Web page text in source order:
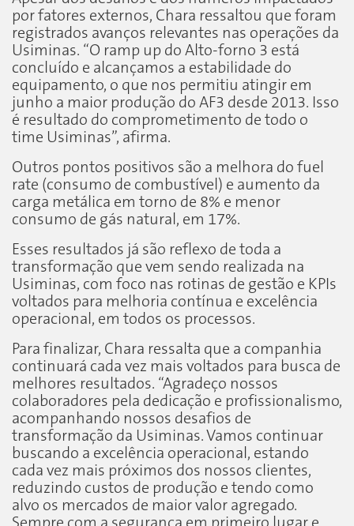
por fatores externos, Chara ressaltou que foram
registrados avanços relevantes nas operações da
Usiminas. “O ramp up do Alto-forno 3 está
concluído e alcançamos a estabilidade do
equipamento, o que nos permitiu atingir em
junho a maior produção do AF3 desde 2013. Isso
é resultado do comprometimento de todo o
time Usiminas”, afirma.
Outros pontos positivos são a melhora do fuel
rate (consumo de combustível) e aumento da
carga metálica em torno de 8% e menor
consumo de gás natural, em 17%.
Esses resultados já são reflexo de toda a
transformação que vem sendo realizada na
Usiminas, com foco nas rotinas de gestão e KPIs
voltados para melhoria contínua e excelência
operacional, em todos os processos.
Para finalizar, Chara ressalta que a companhia
continuará cada vez mais voltados para busca de
melhores resultados. “Agradeço nossos
colaboradores pela dedicação e profissionalismo,
acompanhando nossos desafios de
transformação da Usiminas. Vamos continuar
buscando a excelência operacional, estando
cada vez mais próximos dos nossos clientes,
reduzindo custos de produção e tendo como
alvo os mercados de maior valor agregado.